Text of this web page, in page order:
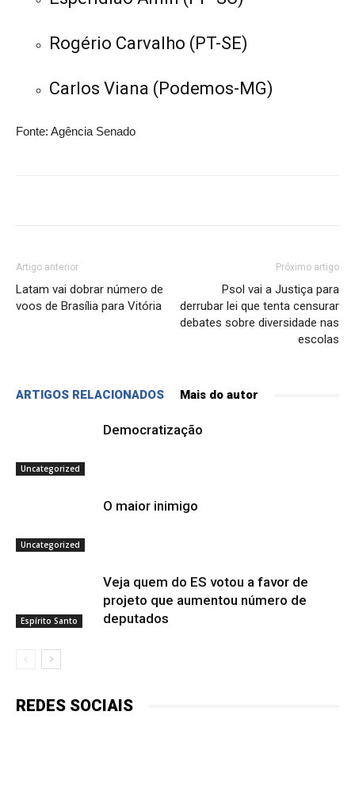
Rogério Carvalho (PT-SE)
Carlos Viana (Podemos-MG)
Fonte: Agência Senado
Artigo anterior
Latam vai dobrar número de
voos de Brasília para Vitória
Próximo artigo
Psol vai a Justiça para
derrubar lei que tenta censurar
debates sobre diversidade nas
escolas
ARTIGOS RELACIONADOS Mais do autor
Uncategorized
Democratização
Uncategorized
O maior inimigo
Espírito Santo
Veja quem do ES votou a favor de
projeto que aumentou número de
deputados
REDES SOCIAIS